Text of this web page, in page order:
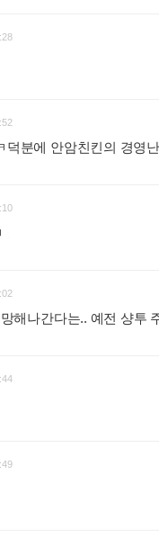
덕분에 안암친킨의 경영
해나간다는.. 예전 샹투